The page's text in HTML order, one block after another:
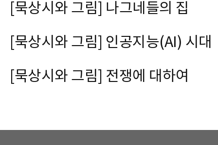
[묵상시와 그림] 나그네들의 집
[묵상시와 그림] 인공지능(AI) 시대
[묵상시와 그림] 전쟁에 대하여